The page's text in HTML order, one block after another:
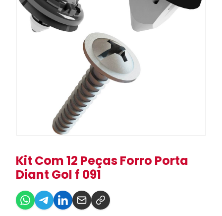
Kit Com 12 Peças Forro Porta
Diant Gol f 091